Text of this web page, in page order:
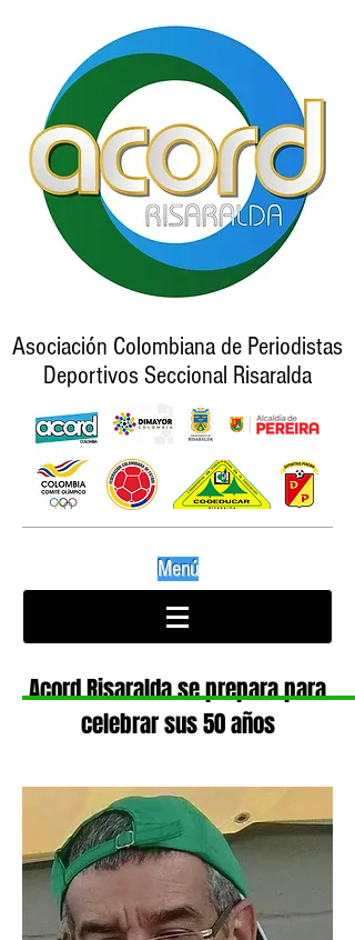
Asociación Colombiana de Periodistas
Deportivos Seccional Risaralda
Menú
Acord Risaralda se prepara para
celebrar sus 50 años